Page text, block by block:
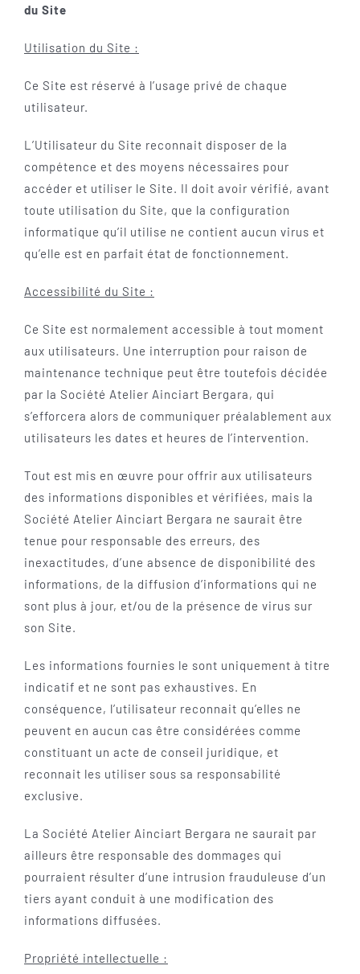
du Site
Utilisation du Site :
Ce Site est réservé à l’usage privé de chaque
utilisateur.
L’Utilisateur du Site reconnait disposer de la
compétence et des moyens nécessaires pour
accéder et utiliser le Site. Il doit avoir vérifié, avant
toute utilisation du Site, que la configuration
informatique qu’il utilise ne contient aucun virus et
qu’elle est en parfait état de fonctionnement.
Accessibilité du Site :
Ce Site est normalement accessible à tout moment
aux utilisateurs. Une interruption pour raison de
maintenance technique peut être toutefois décidée
par la Société Atelier Ainciart Bergara, qui
s’efforcera alors de communiquer préalablement aux
utilisateurs les dates et heures de l’intervention.
Tout est mis en œuvre pour offrir aux utilisateurs
des informations disponibles et vérifiées, mais la
Société Atelier Ainciart Bergara ne saurait être
tenue pour responsable des erreurs, des
inexactitudes, d’une absence de disponibilité des
informations, de la diffusion d’informations qui ne
sont plus à jour, et/ou de la présence de virus sur
son Site.
Les informations fournies le sont uniquement à titre
indicatif et ne sont pas exhaustives. En
conséquence, l’utilisateur reconnait qu’elles ne
peuvent en aucun cas être considérées comme
constituant un acte de conseil juridique, et
reconnait les utiliser sous sa responsabilité
exclusive.
La Société Atelier Ainciart Bergara ne saurait par
ailleurs être responsable des dommages qui
pourraient résulter d’une intrusion frauduleuse d’un
tiers ayant conduit à une modification des
informations diffusées.
Propriété intellectuelle :